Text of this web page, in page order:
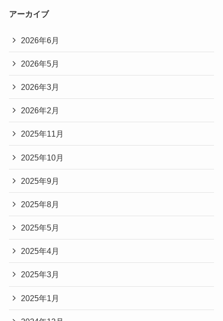
アーカイブ
2026年6月
2026年5月
2026年3月
2026年2月
2025年11月
2025年10月
2025年9月
2025年8月
2025年5月
2025年4月
2025年3月
2025年1月